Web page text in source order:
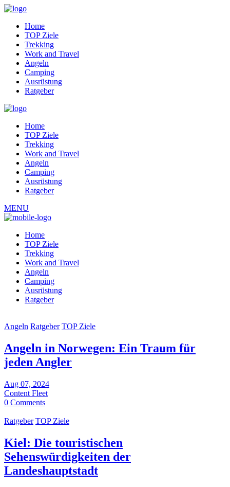
Home
TOP Ziele
Trekking
Work and Travel
Angeln
Camping
Ausrüstung
Ratgeber
Home
TOP Ziele
Trekking
Work and Travel
Angeln
Camping
Ausrüstung
Ratgeber
MENU
Home
TOP Ziele
Trekking
Work and Travel
Angeln
Camping
Ausrüstung
Ratgeber
Angeln Ratgeber TOP Ziele
Angeln in Norwegen: Ein Traum für
jeden Angler
Aug 07, 2024
Content Fleet
0 Comments
Ratgeber TOP Ziele
Kiel: Die touristischen
Sehenswürdigkeiten der
Landeshauptstadt